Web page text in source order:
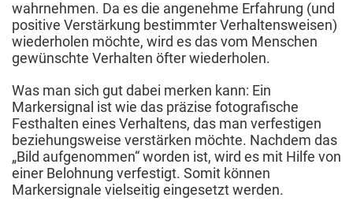
wahrnehmen. Da es die angenehme Erfahrung (und
positive Verstärkung bestimmter Verhaltensweisen)
wiederholen möchte, wird es das vom Menschen
gewünschte Verhalten öfter wiederholen.
Was man sich gut dabei merken kann: Ein
Markersignal ist wie das präzise fotografische
Festhalten eines Verhaltens, das man verfestigen
beziehungsweise verstärken möchte. Nachdem das
„Bild aufgenommen“ worden ist, wird es mit Hilfe von
einer Belohnung verfestigt. Somit können
Markersignale vielseitig eingesetzt werden.